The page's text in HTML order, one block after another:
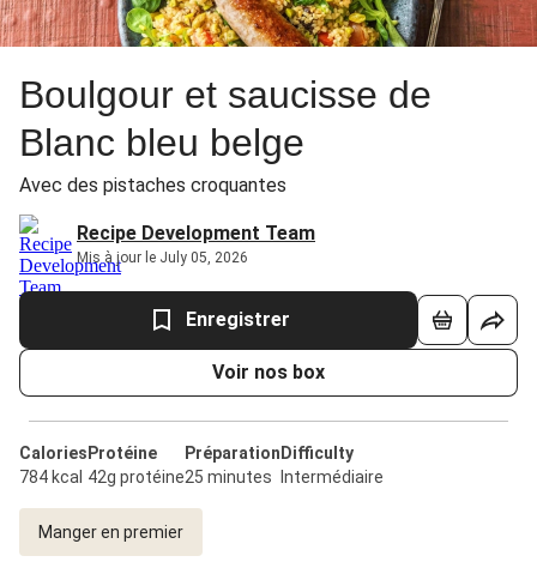
Boulgour et saucisse de
Blanc bleu belge
Avec des pistaches croquantes
Recipe Development Team
Mis à jour le July 05, 2026
Enregistrer
Voir nos box
Calories
784 kcal
Protéine
42g protéine
Préparation
25 minutes
Difficulty
Intermédiaire
Manger en premier